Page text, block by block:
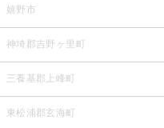
嬉野市
神埼郡吉野ヶ里町
三養基郡上峰町
東松浦郡玄海町